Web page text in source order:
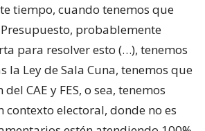
tiempo, cuando tenemos que
probablemente
para resolver esto (…), tenemos
la Ley de Sala Cuna, tenemos que
CAE y FES, o sea, tenemos
contexto electoral, donde no es